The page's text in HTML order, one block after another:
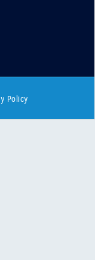
Policy